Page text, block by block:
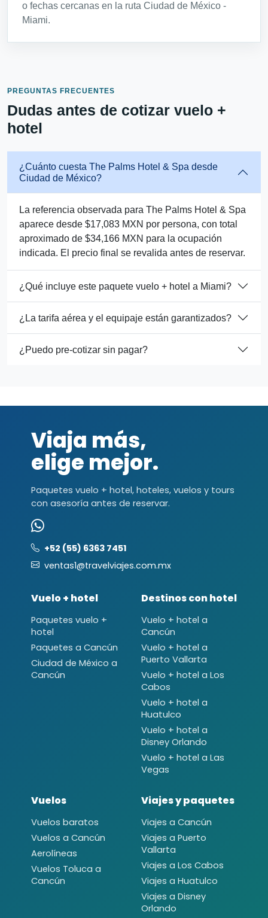
o fechas cercanas en la ruta Ciudad de México -
Miami.
PREGUNTAS FRECUENTES
Dudas antes de cotizar vuelo +
hotel
¿Cuánto cuesta The Palms Hotel & Spa desde
Ciudad de México?
La referencia observada para The Palms Hotel & Spa
aparece desde $17,083 MXN por persona, con total
aproximado de $34,166 MXN para la ocupación
indicada. El precio final se revalida antes de reservar.
¿Qué incluye este paquete vuelo + hotel a Miami?
¿La tarifa aérea y el equipaje están garantizados?
¿Puedo pre-cotizar sin pagar?
Viaja más,
elige mejor.
Paquetes vuelo + hotel, hoteles, vuelos y tours
con asesoría antes de reservar.
+52 (55) 6363 7451
ventas1@travelviajes.com.mx
Vuelo + hotel
Paquetes vuelo +
hotel
Paquetes a Cancún
Ciudad de México a
Cancún
Destinos con hotel
Vuelo + hotel a
Cancún
Vuelo + hotel a
Puerto Vallarta
Vuelo + hotel a Los
Cabos
Vuelo + hotel a
Huatulco
Vuelo + hotel a
Disney Orlando
Vuelo + hotel a Las
Vegas
Vuelos
Vuelos baratos
Vuelos a Cancún
Aerolíneas
Vuelos Toluca a
Cancún
Viajes y paquetes
Viajes a Cancún
Viajes a Puerto
Vallarta
Viajes a Los Cabos
Viajes a Huatulco
Viajes a Disney
Orlando